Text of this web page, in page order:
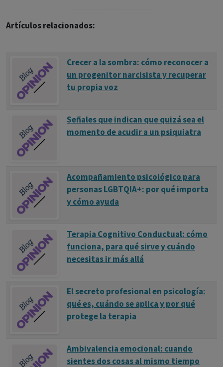
Artículos relacionados:
Crecer a la sombra: cómo reconocer a
un progenitor narcisista y recuperar
tu propia voz
Señales que indican que quizá sea el
momento de acudir a un psiquiatra
Acompañamiento psicológico para
personas LGBTQIA+: por qué importa
y cómo ayuda
Terapia Cognitivo Conductual: cómo
funciona, para qué sirve y cuándo
necesitas ir más allá
El secreto profesional en psicología:
qué es, cuándo se aplica y por qué
protege la terapia
Ambivalencia emocional: cuando
sientes dos cosas al mismo tiempo